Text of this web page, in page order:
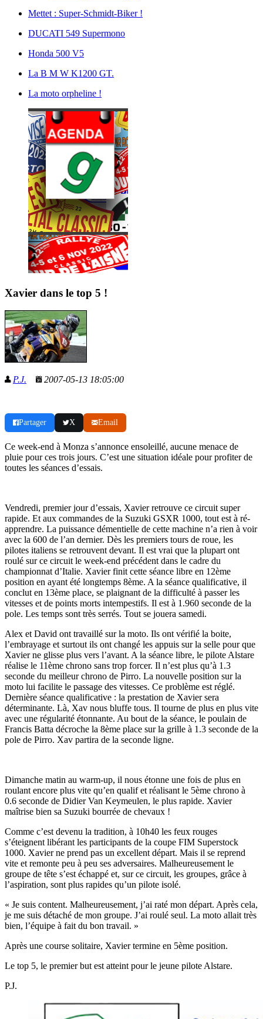
Mettet : Super-Schmidt-Biker !
DUCATI 549 Supermono
Honda 500 V5
La B M W K1200 GT.
La moto orpheline !
Xavier dans le top 5 !
P.J. 2007-05-13 18:05:00
Partager X Email
Ce week-end à Monza s’annonce ensoleillé, aucune menace de
pluie pour ces trois jours. C’est une situation idéale pour profiter de
toutes les séances d’essais.
Vendredi, premier jour d’essais, Xavier retrouve ce circuit super
rapide. Et aux commandes de la Suzuki GSXR 1000, tout est à ré-
apprendre. La puissance démentielle de cette machine n’a rien à voir
avec la 600 de l’an dernier. Dès les premiers tours de roue, les
pilotes italiens se retrouvent devant. Il est vrai que la plupart ont
roulé sur ce circuit le week-end précédent dans le cadre du
championnat d’Italie. Xavier finit cette séance libre en 12ème
position en ayant été longtemps 8ème. A la séance qualificative, il
conclut en 13ème place, se plaignant de la difficulté à passer les
vitesses et de points morts intempestifs. Il est à 1.960 seconde de la
pole. Les temps sont très serrés. Tout se jouera samedi.
Alex et David ont travaillé sur la moto. Ils ont vérifié la boite,
l’embrayage et surtout ils ont changé les appuis sur la selle pour que
Xavier ne glisse plus vers l’avant. A la séance libre, le pilote Alstare
réalise le 11ème chrono sans trop forcer. Il n’est plus qu’à 1.3
seconde du meilleur chrono de Pirro. La nouvelle position sur la
moto lui facilite le passage des vitesses. Ce problème est réglé.
Dernière séance qualificative : la prestation de Xavier sera
déterminante. Là, Xav nous bluffe tous. Il tourne de plus en plus vite
avec une régularité étonnante. Au bout de la séance, le poulain de
Francis Batta décroche la 8ème place sur la grille à 1.3 seconde de la
pole de Pirro. Xav partira de la seconde ligne.
Dimanche matin au warm-up, il nous étonne une fois de plus en
roulant encore plus vite qu’en qualif et réalisant le 5ème chrono à
0.6 seconde de Didier Van Keymeulen, le plus rapide. Xavier
maîtrise bien sa Suzuki bourrée de chevaux !
Comme c’est devenu la tradition, à 10h40 les feux rouges
s’éteignent libérant les participants de la coupe FIM Superstock
1000. Xavier ne prend pas un excellent départ. Mais il se reprend
vite et remonte peu à peu ses adversaires. Malheureusement le
groupe de tête s’est échappé et, sur ce circuit, les groupes, grâce à
l’aspiration, sont plus rapides qu’un pilote isolé.
« Je suis content. Malheureusement, j’ai raté mon départ. Après cela,
je me suis détaché de mon groupe. J’ai roulé seul. La moto allait très
bien, l’équipe à fait du bon travail. »
Après une course solitaire, Xavier termine en 5ème position.
Le top 5, le premier but est atteint pour le jeune pilote Alstare.
P.J.